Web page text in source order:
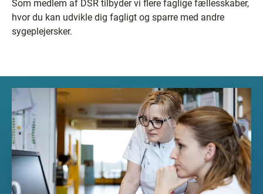
Som medlem af DSR tilbyder vi flere faglige fællesskaber,
hvor du kan udvikle dig fagligt og sparre med andre
sygeplejersker.